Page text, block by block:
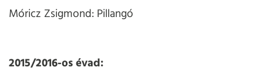
Móricz Zsigmond: Pillangó
2015/2016-os évad: